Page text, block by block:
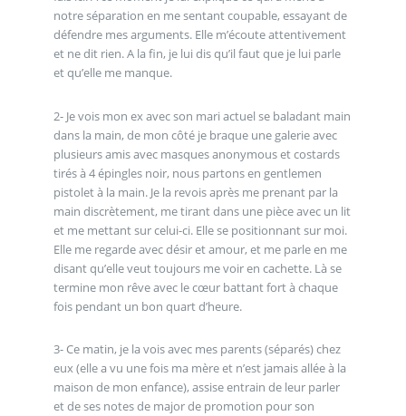
notre séparation en me sentant coupable, essayant de
défendre mes arguments. Elle m’écoute attentivement
et ne dit rien. A la fin, je lui dis qu’il faut que je lui parle
et qu’elle me manque.
2- Je vois mon ex avec son mari actuel se baladant main
dans la main, de mon côté je braque une galerie avec
plusieurs amis avec masques anonymous et costards
tirés à 4 épingles noir, nous partons en gentlemen
pistolet à la main. Je la revois après me prenant par la
main discrètement, me tirant dans une pièce avec un lit
et me mettant sur celui-ci. Elle se positionnant sur moi.
Elle me regarde avec désir et amour, et me parle en me
disant qu’elle veut toujours me voir en cachette. Là se
termine mon rêve avec le cœur battant fort à chaque
fois pendant un bon quart d’heure.
3- Ce matin, je la vois avec mes parents (séparés) chez
eux (elle a vu une fois ma mère et n’est jamais allée à la
maison de mon enfance), assise entrain de leur parler
et de ses notes de major de promotion pour son